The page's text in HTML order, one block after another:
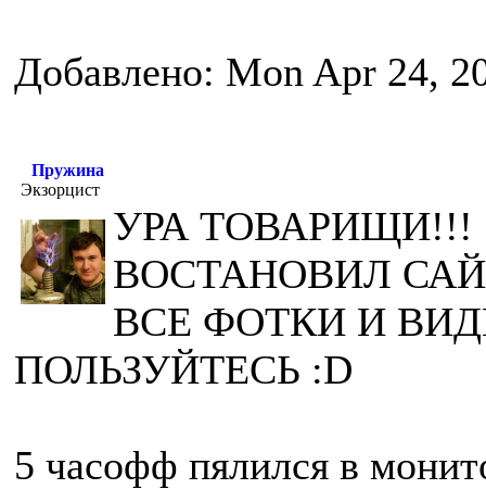
Добавлено: Mon Apr 24,
Пружина
Экзорцист
УРА ТОВАРИЩИ!!!
ВОСТАНОВИЛ
ВСЕ ФОТКИ И
ПОЛЬЗУЙТЕСЬ :D
5 часофф пялился в